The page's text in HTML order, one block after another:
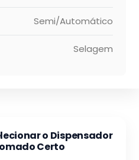
Semi/Automático
Selagem
o Dispensador
Certo